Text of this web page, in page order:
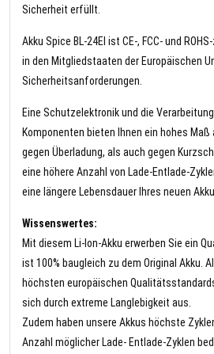
Sicherheit erfüllt.
Akku Spice BL-24EI ist CE-, FCC- und
in den Mitgliedstaaten der Europäischen
Sicherheitsanforderungen.
Eine Schutzelektronik und die
Komponenten bieten Ihnen ein hohes Maß
gegen Überladung, als auch gegen
eine höhere Anzahl von Lade-Entlade-
eine längere Lebensdauer Ihres neuen
Wissenswertes:
Mit diesem Li-Ion-Akku erwerben Sie ein
ist 100% baugleich zu dem Original Akku.
höchsten europäischen
sich durch extreme Langlebigkeit aus.
Zudem haben unsere Akkus höchste
Anzahl möglicher Lade- Entlade-Zyklen